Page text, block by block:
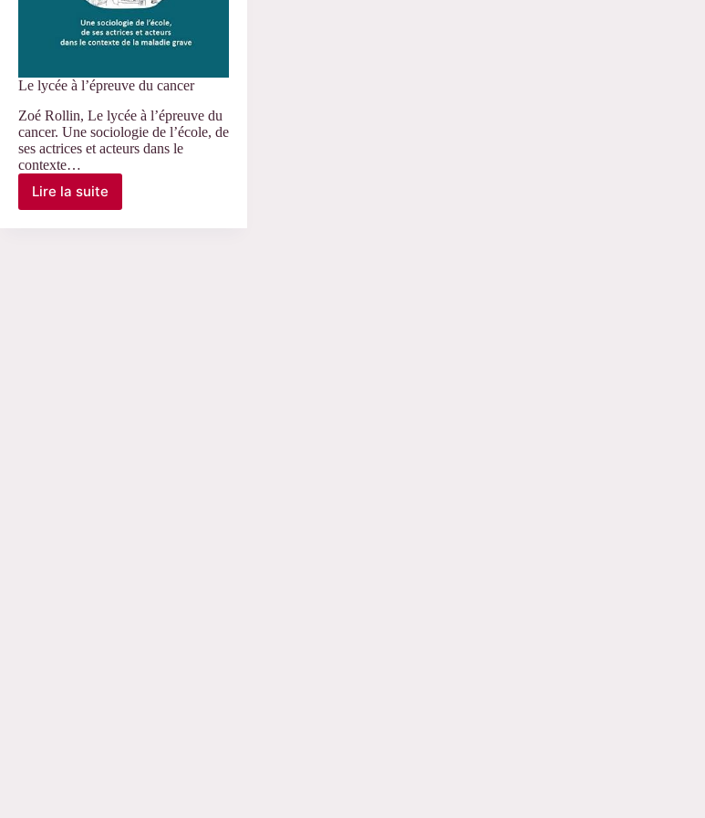
Le lycée à l’épreuve du cancer
Zoé Rollin, Le lycée à l’épreuve du
cancer. Une sociologie de l’école, de
ses actrices et acteurs dans le
contexte…
Lire la suite
Le